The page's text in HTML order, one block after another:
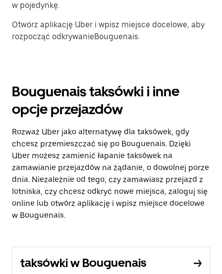
w pojedynkę.
Otwórz aplikację Uber i wpisz miejsce docelowe, aby
rozpocząć odkrywanieBouguenais.
Bouguenais taksówki i inne
opcje przejazdów
Rozważ Uber jako alternatywę dla taksówek, gdy
chcesz przemieszczać się po Bouguenais. Dzięki
Uber możesz zamienić łapanie taksówek na
zamawianie przejazdów na żądanie, o dowolnej porze
dnia. Niezależnie od tego, czy zamawiasz przejazd z
lotniska, czy chcesz odkryć nowe miejsca, zaloguj się
online lub otwórz aplikację i wpisz miejsce docelowe
w Bouguenais.
taksówki w Bouguenais